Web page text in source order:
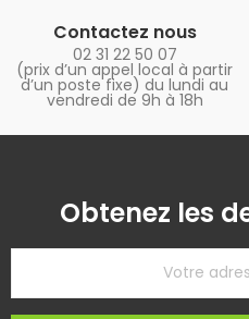
Contactez nous
02 31 22 50 07
(prix d’un appel local à partir
d’un poste fixe) du lundi au
vendredi de 9h à 18h
Obtenez les